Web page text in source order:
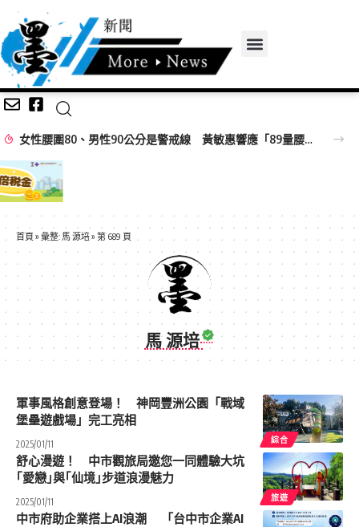
女性腰圍80、男性90公分是警戒線 黃敏惠響應「89量腰日」籲做好健康ACE
首頁 » 彙整: 馬 源培» 第 689 頁
馬 源培
綜合
軍事風格創意登場！ 神岡豐洲公園「戰域
堡壘遊戲場」完工亮相
2025/01/11
旅遊
舒心漫遊！ 中市觀旅局邀您一同體驗大坑
｢愛戀｣與｢仙境｣步道浪漫魅力
2025/01/11
中市府助企業搭上AI浪潮 「台中市企業AI